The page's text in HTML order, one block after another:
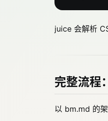
juice 会解析
完整流程
以 bm.md 的